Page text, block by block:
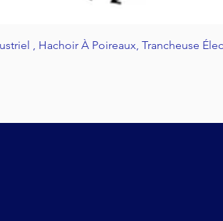
Aperçu rapide
, Hachoir À Poireaux, Trancheuse